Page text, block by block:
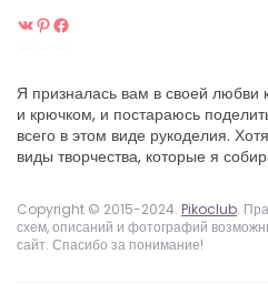
ВКонтакте
Pinterest
Я призналась вам в своей любви
и крючком, и постараюсь
всего в этом виде рукоделия.
виды творчества, которые я
Copyright © 2015-2024. Pikoclub.
схем, описаний и фотографий
сайт. Спасибо за понимание!